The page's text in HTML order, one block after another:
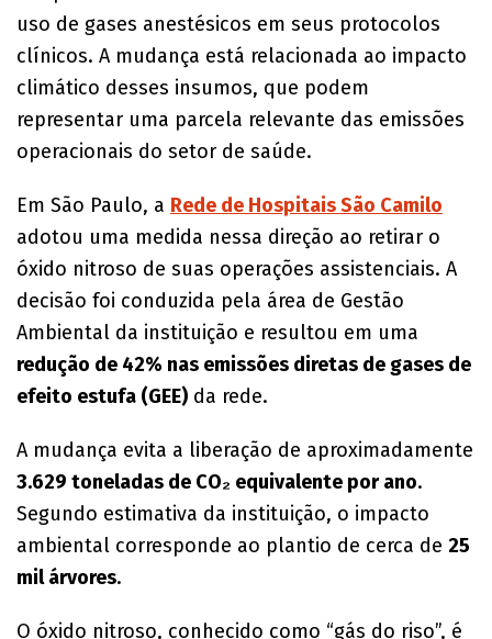
uso de gases anestésicos em seus protocolos
clínicos. A mudança está relacionada ao impacto
climático desses insumos, que podem
representar uma parcela relevante das emissões
operacionais do setor de saúde.
Em São Paulo, a Rede de Hospitais São Camilo
adotou uma medida nessa direção ao retirar o
óxido nitroso de suas operações assistenciais. A
decisão foi conduzida pela área de Gestão
Ambiental da instituição e resultou em uma
redução de 42% nas emissões diretas de gases de
efeito estufa (GEE) da rede.
A mudança evita a liberação de aproximadamente
3.629 toneladas de CO₂ equivalente por ano.
Segundo estimativa da instituição, o impacto
ambiental corresponde ao plantio de cerca de 25
mil árvores.
O óxido nitroso, conhecido como “gás do riso”, é